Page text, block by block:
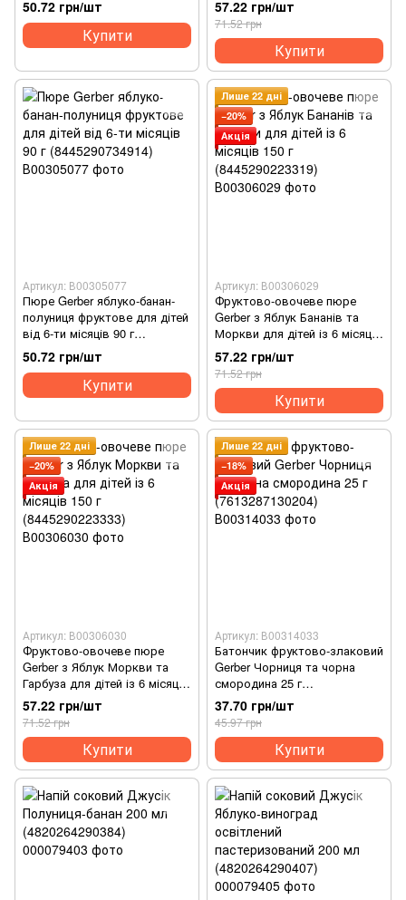
50.72 грн/шт
Купити
57.22 грн/шт
71.52 грн
Купити
Артикул: В00305077
Пюре Gerber яблуко-банан-
полуниця фруктове для дітей
від 6-ти місяців 90 г
(8445290734914)
50.72 грн/шт
Купити
Лише 22 дні
−20%
Акція
Артикул: В00306029
Фруктово-овочеве пюре
Gerber з Яблук Бананів та
Моркви для дітей із 6 місяців
150 г (8445290223319)
57.22 грн/шт
71.52 грн
Купити
Лише 22 дні
−20%
Акція
Артикул: В00306030
Фруктово-овочеве пюре
Gerber з Яблук Моркви та
Гарбуза для дітей із 6 місяців
150 г (8445290223333)
57.22 грн/шт
71.52 грн
Купити
Лише 22 дні
−18%
Акція
Артикул: В00314033
Батончик фруктово-злаковий
Gerber Чорниця та чорна
смородина 25 г
(7613287130204)
37.70 грн/шт
45.97 грн
Купити